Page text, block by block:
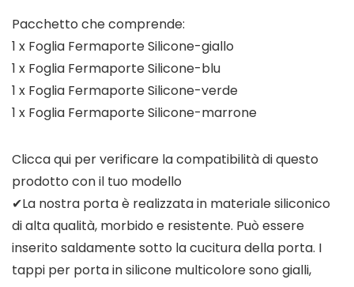
Pacchetto che comprende:
1 x Foglia Fermaporte Silicone-giallo
1 x Foglia Fermaporte Silicone-blu
1 x Foglia Fermaporte Silicone-verde
1 x Foglia Fermaporte Silicone-marrone
Clicca qui per verificare la compatibilità di questo
prodotto con il tuo modello
✔La nostra porta è realizzata in materiale siliconico
di alta qualità, morbido e resistente. Può essere
inserito saldamente sotto la cucitura della porta. I
tappi per porta in silicone multicolore sono gialli,